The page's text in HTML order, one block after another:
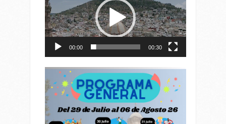
vídeo
00:00 00:30